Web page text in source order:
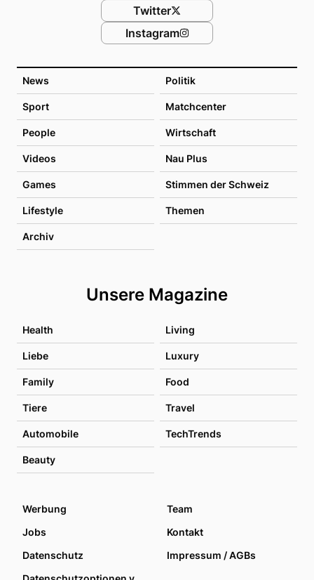
News Politik
Sport Matchcenter
People Wirtschaft
Videos Nau Plus
Games Stimmen der Schweiz
Lifestyle Themen
Archiv
Unsere Magazine
Health Living
Liebe Luxury
Family Food
Tiere Travel
Automobile TechTrends
Beauty
Twitter
Instagram
Werbung
Team
Jobs
Kontakt
Datenschutz
Impressum / AGBs